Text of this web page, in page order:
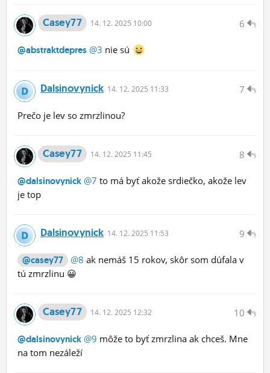
6
Casey77 14. 12. 2025 10:00
@abstraktdepres @3 nie sú
7
Dalsinovynick 14. 12. 2025 11:33
Prečo je lev so zmrzlinou?
8
Casey77 14. 12. 2025 11:45
@dalsinovynick @7 to má byť akože srdiečko, akože lev
je top
9
Dalsinovynick 14. 12. 2025 11:53
@casey77 @8 ak nemáš 15 rokov, skôr som dúfala v
tú zmrzlinu 😀
10
Casey77 14. 12. 2025 12:32
@dalsinovynick @9 môže to byť zmrzlina ak chceš. Mne
na tom nezáleží